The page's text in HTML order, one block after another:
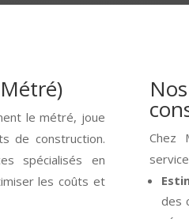
le métré, joue
de construction.
spécialisés en
les coûts et
Chez
des